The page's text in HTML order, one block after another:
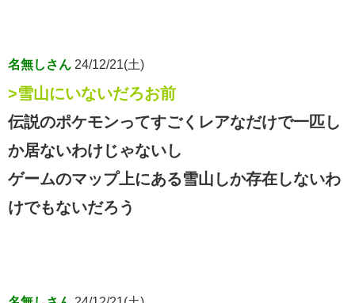
名無しさん 24/12/21(土)
>雪山にいないだろお前
伝説のポケモンってすごくレアなだけで一匹し
か居ないわけじゃないし
ゲームのマップ上にある雪山しか存在しないわ
けでもないだろう